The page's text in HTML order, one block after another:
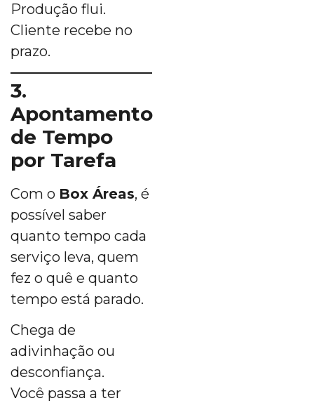
Produção flui.
Cliente recebe no
prazo.
3.
Apontamento
de Tempo
por Tarefa
Com o Box Áreas, é
possível saber
quanto tempo cada
serviço leva, quem
fez o quê e quanto
tempo está parado.
Chega de
adivinhação ou
desconfiança.
Você passa a ter